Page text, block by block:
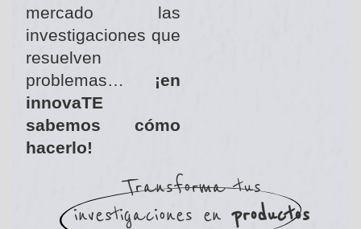
mercado las
investigaciones que
resuelven
problemas… ¡en
innovaTE
sabemos cómo
hacerlo!
Transforma tus
investigaciones enproductos